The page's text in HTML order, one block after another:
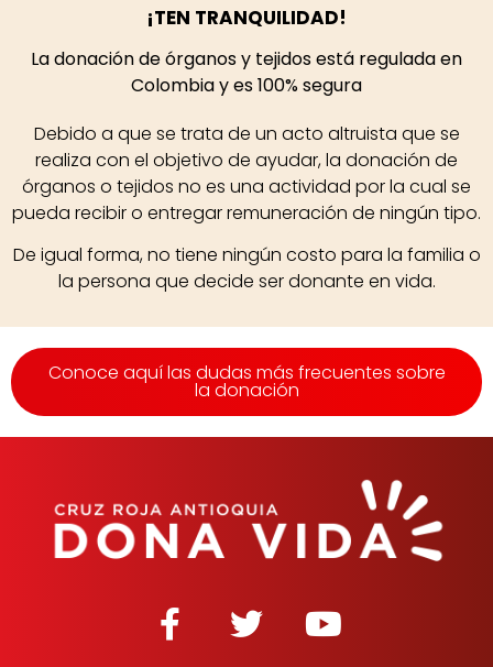
¡TEN TRANQUILIDAD!
La donación de órganos y tejidos está regulada en
Colombia y es 100% segura
Debido a que se trata de un acto altruista que se
realiza con el objetivo de ayudar, la donación de
órganos o tejidos no es una actividad por la cual se
pueda recibir o entregar remuneración de ningún tipo.
De igual forma, no tiene ningún costo para la familia o
la persona que decide ser donante en vida.
Conoce aquí las dudas más frecuentes sobre
la donación